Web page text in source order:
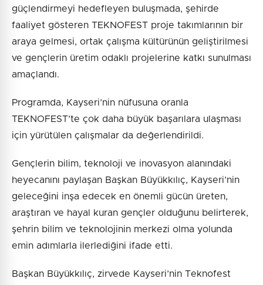
güçlendirmeyi hedefleyen buluşmada, şehirde
faaliyet gösteren TEKNOFEST proje takımlarının bir
araya gelmesi, ortak çalışma kültürünün geliştirilmesi
ve gençlerin üretim odaklı projelerine katkı sunulması
amaçlandı.
Programda, Kayseri’nin nüfusuna oranla
TEKNOFEST’te çok daha büyük başarılara ulaşması
için yürütülen çalışmalar da değerlendirildi.
Gençlerin bilim, teknoloji ve inovasyon alanındaki
heyecanını paylaşan Başkan Büyükkılıç, Kayseri’nin
geleceğini inşa edecek en önemli gücün üreten,
araştıran ve hayal kuran gençler olduğunu belirterek,
şehrin bilim ve teknolojinin merkezi olma yolunda
emin adımlarla ilerlediğini ifade etti.
Başkan Büyükkılıç, zirvede Kayseri’nin Teknofest